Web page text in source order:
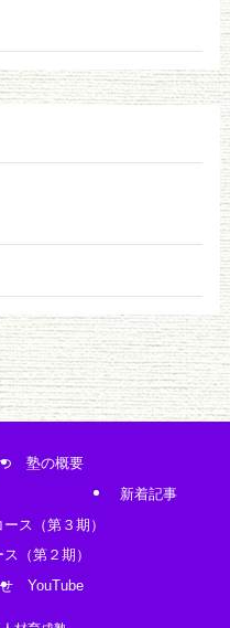
塾の概要
ス（第３期）
（第２期）
新着記事
YouTube